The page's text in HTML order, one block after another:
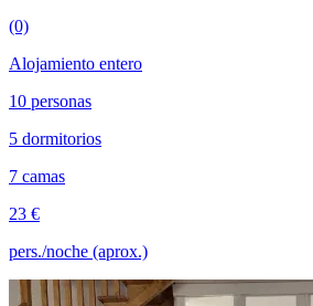
(0)
Alojamiento entero
10 personas
5 dormitorios
7 camas
23 €
pers./noche (aprox.)